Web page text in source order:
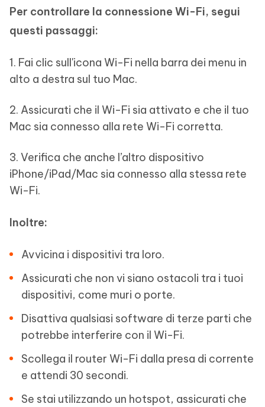
Per controllare la connessione Wi-Fi, segui
questi passaggi:
1. Fai clic sull'icona Wi-Fi nella barra dei menu in
alto a destra sul tuo Mac.
2. Assicurati che il Wi-Fi sia attivato e che il tuo
Mac sia connesso alla rete Wi-Fi corretta.
3. Verifica che anche l’altro dispositivo
iPhone/iPad/Mac sia connesso alla stessa rete
Wi-Fi.
Inoltre:
Avvicina i dispositivi tra loro.
Assicurati che non vi siano ostacoli tra i tuoi
dispositivi, come muri o porte.
Disattiva qualsiasi software di terze parti che
potrebbe interferire con il Wi-Fi.
Scollega il router Wi-Fi dalla presa di corrente
e attendi 30 secondi.
Se stai utilizzando un hotspot, assicurati che